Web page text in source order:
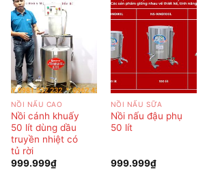
NỒI NẤU CAO
Nồi cánh khuấy
50 lít dùng dầu
truyền nhiệt có
tủ rời
999.999₫
NỒI NẤU SỮA
Nồi nấu đậu phụ
50 lít
999.999₫